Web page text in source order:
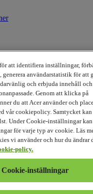
ansvar
att identifiera inställningar,
användarstatistik för att
och erbjuda innehåll och
Genom att klicka på
du att Acer använder och
vår cookiepolicy. Samtycket kan
Under Cookie-inställningar
för varje typ av cookie. Läs
vi använder och hur du ändrar
policy.
Cookie-inställningar